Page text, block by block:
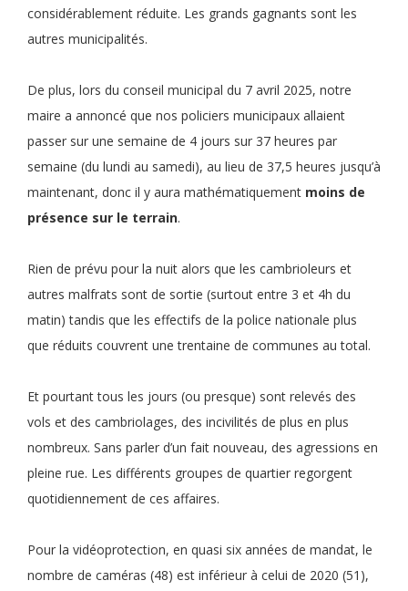
considérablement réduite. Les grands gagnants sont les
autres municipalités.
De plus, lors du conseil municipal du 7 avril 2025, notre
maire a annoncé que nos policiers municipaux allaient
passer sur une semaine de 4 jours sur 37 heures par
semaine (du lundi au samedi), au lieu de 37,5 heures jusqu’à
maintenant, donc il y aura mathématiquement moins de
présence sur le terrain.
Rien de prévu pour la nuit alors que les cambrioleurs et
autres malfrats sont de sortie (surtout entre 3 et 4h du
matin) tandis que les effectifs de la police nationale plus
que réduits couvrent une trentaine de communes au total.
Et pourtant tous les jours (ou presque) sont relevés des
vols et des cambriolages, des incivilités de plus en plus
nombreux. Sans parler d’un fait nouveau, des agressions en
pleine rue. Les différents groupes de quartier regorgent
quotidiennement de ces affaires.
Pour la vidéoprotection, en quasi six années de mandat, le
nombre de caméras (48) est inférieur à celui de 2020 (51),